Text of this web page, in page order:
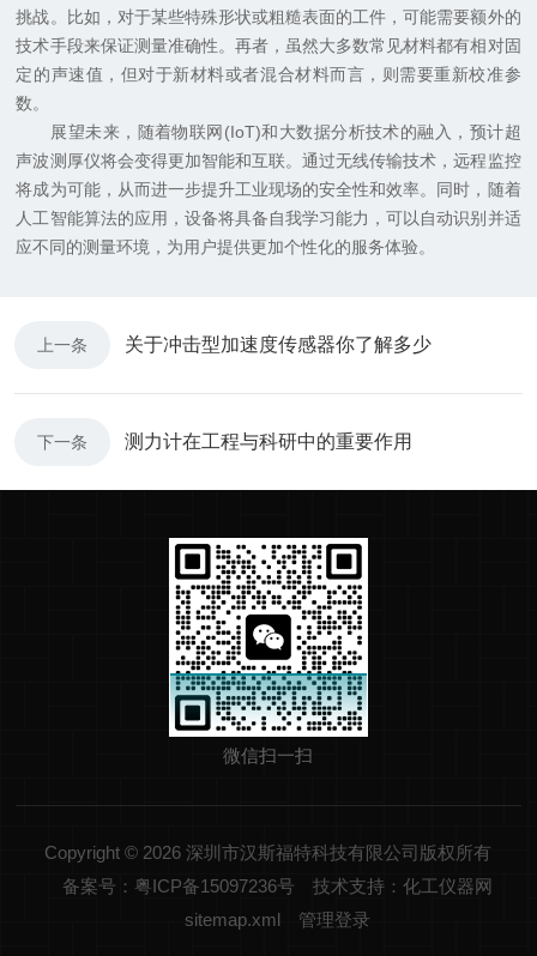
挑战。比如，对于某些特殊形状或粗糙表面的工件，可能需要额外的
技术手段来保证测量准确性。再者，虽然大多数常见材料都有相对固
定的声速值，但对于新材料或者混合材料而言，则需要重新校准参
数。
展望未来，随着物联网(IoT)和大数据分析技术的融入，预计超
声波测厚仪将会变得更加智能和互联。通过无线传输技术，远程监控
将成为可能，从而进一步提升工业现场的安全性和效率。同时，随着
人工智能算法的应用，设备将具备自我学习能力，可以自动识别并适
应不同的测量环境，为用户提供更加个性化的服务体验。
上一条 关于冲击型加速度传感器你了解多少
下一条 测力计在工程与科研中的重要作用
微信扫一扫
Copyright © 2026 深圳市汉斯福特科技有限公司版权所有
备案号：粤ICP备15097236号
技术支持：化工仪器网
sitemap.xml
管理登录